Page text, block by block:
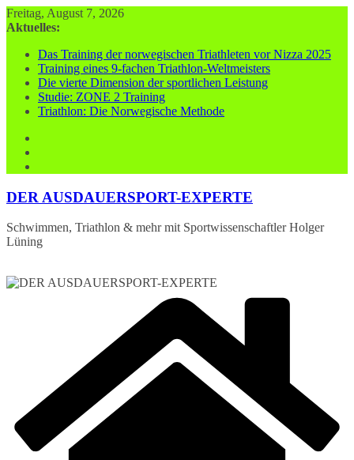
Zum
Inhalt
Freitag, August 7, 2026
Aktuelles:
Das Training der norwegischen Triathleten vor Nizza 2025
Training eines 9-fachen Triathlon-Weltmeisters
Die vierte Dimension der sportlichen Leistung
Studie: ZONE 2 Training
Triathlon: Die Norwegische Methode
DER AUSDAUERSPORT-EXPERTE
Schwimmen, Triathlon & mehr mit Sportwissenschaftler Holger
Lüning